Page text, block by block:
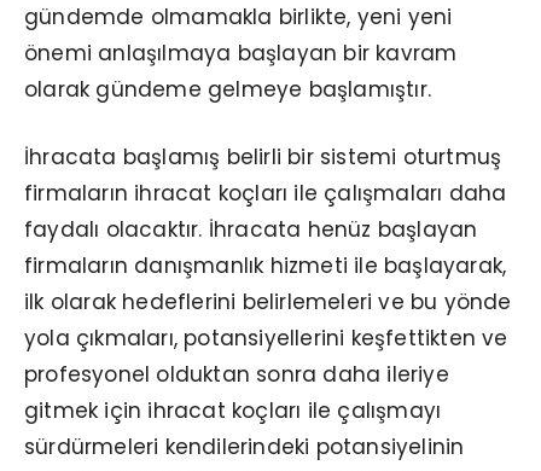
gündemde olmamakla birlikte, yeni yeni
önemi anlaşılmaya başlayan bir kavram
olarak gündeme gelmeye başlamıştır.
İhracata başlamış belirli bir sistemi oturtmuş
firmaların ihracat koçları ile çalışmaları daha
faydalı olacaktır. İhracata henüz başlayan
firmaların danışmanlık hizmeti ile başlayarak,
ilk olarak hedeflerini belirlemeleri ve bu yönde
yola çıkmaları, potansiyellerini keşfettikten ve
profesyonel olduktan sonra daha ileriye
gitmek için ihracat koçları ile çalışmayı
sürdürmeleri kendilerindeki potansiyelinin